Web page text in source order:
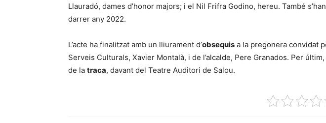
Llauradó, dames d’honor majors; i el Nil Frifra Godino, hereu. També
darrer any 2022.
L’acte ha finalitzat amb un lliurament d’obsequis a la pregonera convidat
Serveis Culturals, Xavier Montalà, i de l’alcalde, Pere Granados. Per últim,
de la traca, davant del Teatre Auditori de Salou.